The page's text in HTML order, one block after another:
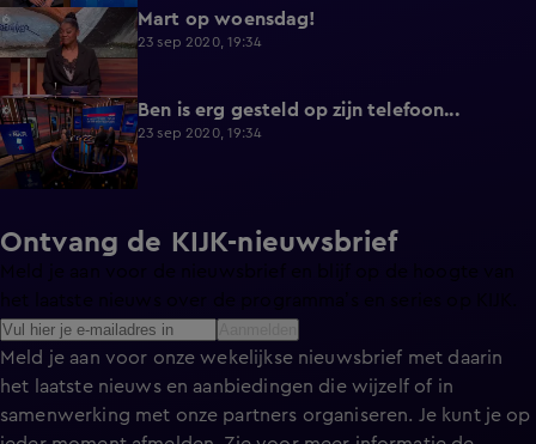
4:00 Mart op woensdag!
23 sep 2020, 19:34
2:42 Ben is erg gesteld op zijn telefoon...
23 sep 2020, 19:34
Ontvang de KIJK-nieuwsbrief
Meld je aan voor de nieuwsbrief en blijf op de hoogte van
het laatste nieuws over de programma’s en series op KIJK.
Meld je aan voor onze wekelijkse nieuwsbrief met daarin
het laatste nieuws en aanbiedingen die wijzelf of in
samenwerking met onze partners organiseren. Je kunt je op